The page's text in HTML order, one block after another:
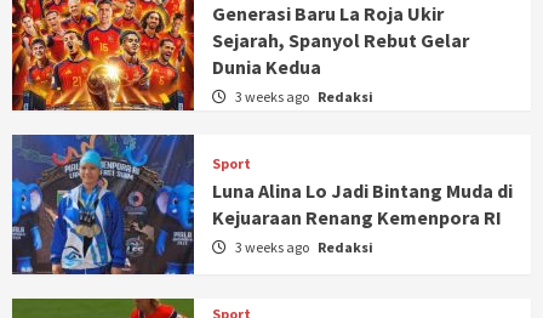
Generasi Baru La Roja Ukir
Sejarah, Spanyol Rebut Gelar
Dunia Kedua
3 weeks ago Redaksi
Sport
Luna Alina Lo Jadi Bintang Muda di
Kejuaraan Renang Kemenpora RI
3 weeks ago Redaksi
Sport